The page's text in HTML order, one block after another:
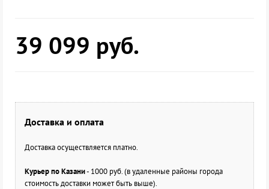
39 099 руб.
Доставка и оплата
Доставка осуществляется платно.
Курьер по Казани- 1000 руб. (в удаленные районы города
стоимость доставки может быть выше).